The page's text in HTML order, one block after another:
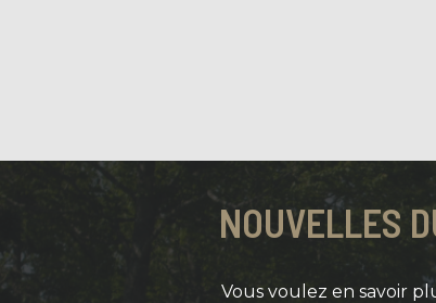
NOUVELLES
Vous voulez en savoir